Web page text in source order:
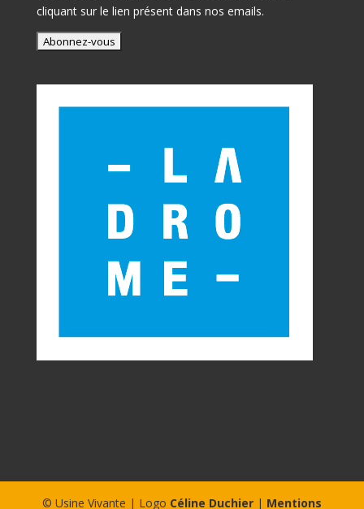
cliquant sur le lien présent dans nos emails.
© Usine Vivante | Logo Céline Duchier| Mentions